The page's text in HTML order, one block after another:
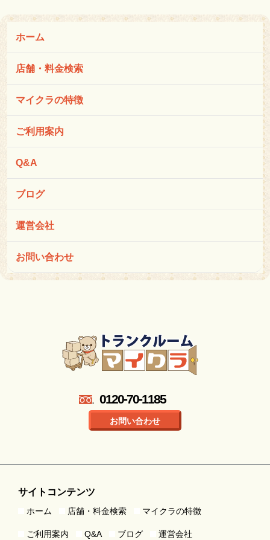
ホーム
店舗・料金検索
マイクラの特徴
ご利用案内
Q&A
ブログ
運営会社
お問い合わせ
0120-70-1185
お問い合わせ
サイトコンテンツ
ホーム 店舗・料金検索 マイクラの特徴
ご利用案内 Q&A ブログ 運営会社